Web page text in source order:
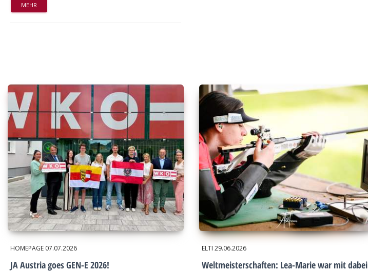
MEHR
HOMEPAGE 07.07.2026
JA Austria goes GEN-E 2026!
ELTI29.06.2026
Weltmeisterschaften: Lea-Marie war mit dabei